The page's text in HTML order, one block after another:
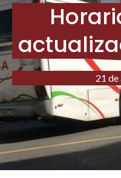
21